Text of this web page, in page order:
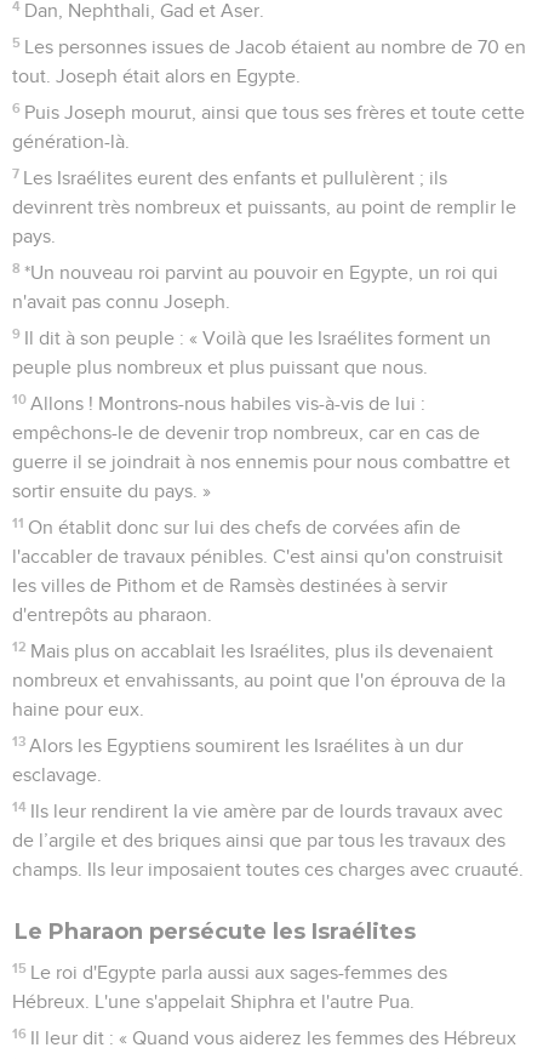
Exode
Seuls les Évangiles sont disponibles en vidéo pour le moment.
Les Israélites esclaves en Égypte
1 Voici les noms des fils d'Israël venus en Egypte avec Jacob,
chacun accompagné de sa famille :
2 Ruben, Siméon, Lévi, Juda,
3 Issacar, Zabulon, Benjamin,
4 Dan, Nephthali, Gad et Aser.
5
Les personnes issues de Jacob étaient au nombre de 70 en
tout. Joseph était alors en Egypte.
6
Puis Joseph mourut, ainsi que tous ses frères et toute cette
devinrent très nombreux et puissants, au point de remplir le
*Un nouveau roi parvint au pouvoir en Egypte, un roi qui
n'avait pas connu Joseph.
9
Il dit à son peuple : « Voilà que les Israélites forment un
peuple plus nombreux et plus puissant que nous.
Allons ! Montrons-nous habiles vis-à-vis de lui :
empêchons-le de devenir trop nombreux, car en cas de
guerre il se joindrait à nos ennemis pour nous combattre et
sortir ensuite du pays. »
l'accabler de travaux pénibles. C'est ainsi qu'on construisit
d'entrepôts au pharaon.
12
Mais plus on accablait les Israélites, plus ils devenaient
nombreux et envahissants, au point que l'on éprouva de la